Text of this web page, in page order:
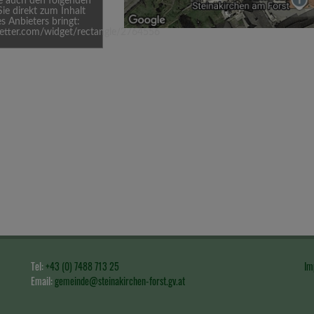
direkt zum Inhalt
Anbieters bringt:
widget/rectangle/2764556
Tel:+43 (0) 7488 713 25
Email:gemeinde@steinakirchen-forst.gv.at